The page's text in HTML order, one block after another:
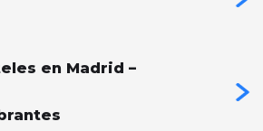
en Madrid –